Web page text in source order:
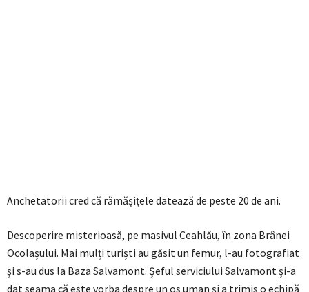
Anchetatorii cred că rămășițele datează de peste 20 de ani.
Descoperire misterioasă, pe masivul Ceahlău, în zona Brânei
Ocolașului. Mai mulți turiști au găsit un femur, l-au fotografiat
și s-au dus la Baza Salvamont. Șeful serviciului Salvamont și-a
dat seama că este vorba despre un os uman și a trimis o echipă